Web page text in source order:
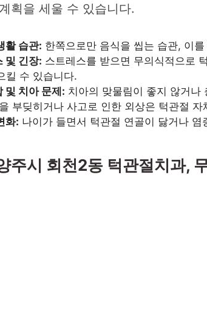
획을 세울 수 있습니다.
활 습관: 한쪽으로만 음식을 씹는 습관, 이
및 긴장: 스트레스를 받으면 무의식적으로
킬 수 있습니다.
및 치아 문제: 치아의 맞물림이 좋지 않거나
부딪히거나 사고로 인한 외상은 턱관절
화: 나이가 들면서 턱관절 연골이 닳거나
주시 회천2동 턱관절치과,